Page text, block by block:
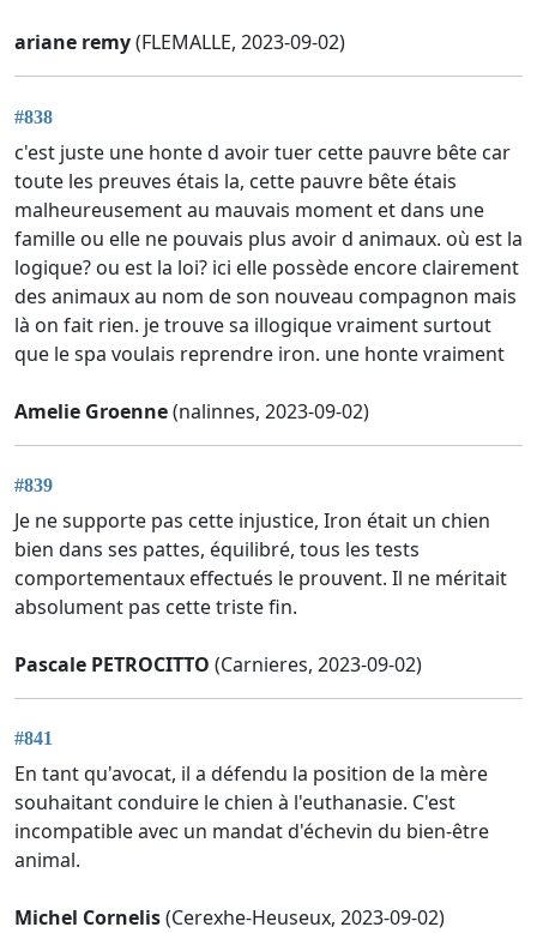
ariane remy(FLEMALLE, 2023-09-02)
#838
c'est juste une honte d avoir tuer cette pauvre bête car
toute les preuves étais la, cette pauvre bête étais
malheureusement au mauvais moment et dans une
famille ou elle ne pouvais plus avoir d animaux. où est la
logique? ou est la loi? ici elle possède encore clairement
des animaux au nom de son nouveau compagnon mais
là on fait rien. je trouve sa illogique vraiment surtout
que le spa voulais reprendre iron. une honte vraiment
Amelie Groenne(nalinnes, 2023-09-02)
#839
Je ne supporte pas cette injustice, Iron était un chien
bien dans ses pattes, équilibré, tous les tests
comportementaux effectués le prouvent. Il ne méritait
absolument pas cette triste fin.
Pascale PETROCITTO (Carnieres, 2023-09-02)
#841
En tant qu'avocat, il a défendu la position de la mère
souhaitant conduire le chien à l'euthanasie. C'est
incompatible avec un mandat d'échevin du bien-être
animal.
Michel Cornelis(Cerexhe-Heuseux, 2023-09-02)